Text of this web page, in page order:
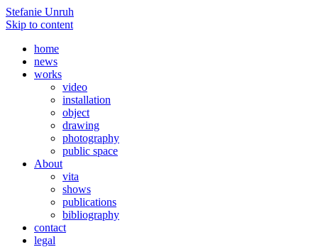
Stefanie Unruh
Skip to content
home
news
works
video
installation
object
drawing
photography
public space
About
vita
shows
publications
bibliography
contact
legal